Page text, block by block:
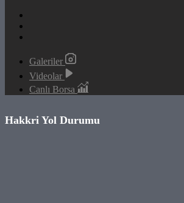
Galeriler
Videolar
Canlı Borsa
Hakkri Yol Durumu